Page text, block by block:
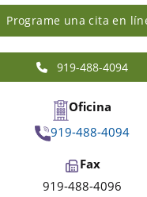
Programe una cita en
919-488-4094
Oficina
919-488-4094
Fax
919-488-4096